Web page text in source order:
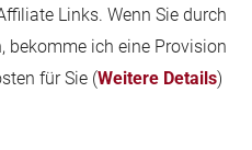
Links. Wenn Sie durch
bekomme ich eine Provision
für Sie (Weitere Details)